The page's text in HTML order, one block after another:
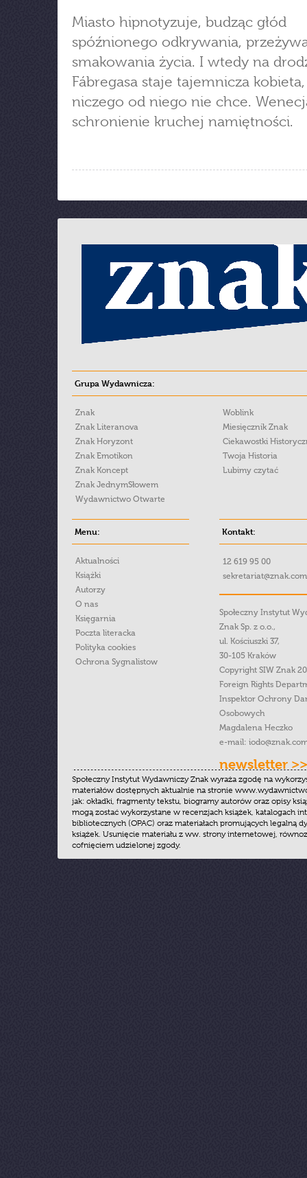
Miasto hipnotyzuje, budząc głód
spóźnionego odkrywania,
smakowania życia. I wtedy na
Fábregasa staje tajemnicza
niczego od niego nie chce.
schronienie kruchej namiętności.
Grupa Wydawnicza:
Znak
Znak Literanova
Znak Horyzont
Znak Emotikon
Znak Koncept
Znak JednymSłowem
Wydawnictwo Otwarte
Woblink
Miesięcznik Znak
Ciekawostki
Twoja Historia
Lubimy czytać
Menu:
Aktualności
Książki
Autorzy
O nas
Księgarnia
Poczta literacka
Polityka cookies
Ochrona Sygnalistow
Kontakt:
12 619 95 00
Społeczny Instytut
Znak Sp. z o.o.,
ul. Kościuszki 37,
30-105 Kraków
Copyright SIW Znak
Foreign Rights
Inspektor Ochrony
Osobowych
Magdalena Heczko
e-mail:
newsletter >>
Społeczny Instytut Wydawniczy Znak wyraża zgodę na
materiałów dostępnych aktualnie na stronie
jak: okładki, fragmenty tekstu, biogramy autorów oraz opisy
mogą zostać wykorzystane w recenzjach książek, katalogach
bibliotecznych (OPAC) oraz materiałach promujących legalną
książek. Usunięcie materiału z ww. strony internetowej,
cofnięciem udzielonej zgody.